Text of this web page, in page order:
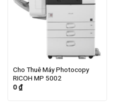
Cho Thuê Máy Photocopy
RICOH MP 5002
0₫